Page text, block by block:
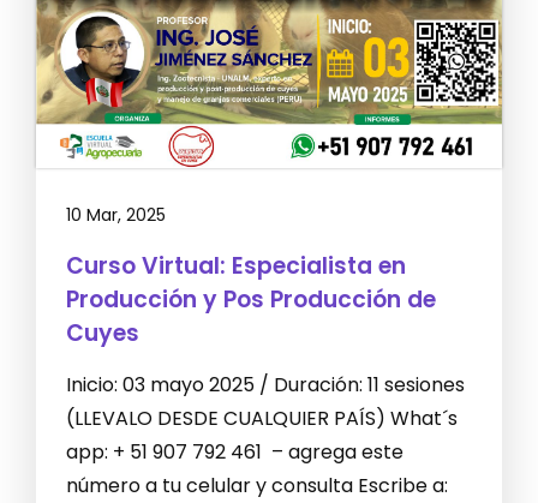
10 Mar, 2025
Curso Virtual: Especialista en
Producción y Pos Producción de
Cuyes
Inicio: 03 mayo 2025 / Duración: 11 sesiones
(LLEVALO DESDE CUALQUIER PAÍS) What´s
app: + 51 907 792 461 – agrega este
número a tu celular y consulta Escribe a: